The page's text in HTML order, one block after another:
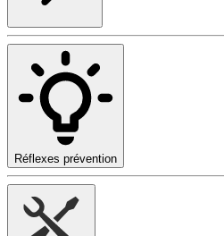
Réflexes prévention